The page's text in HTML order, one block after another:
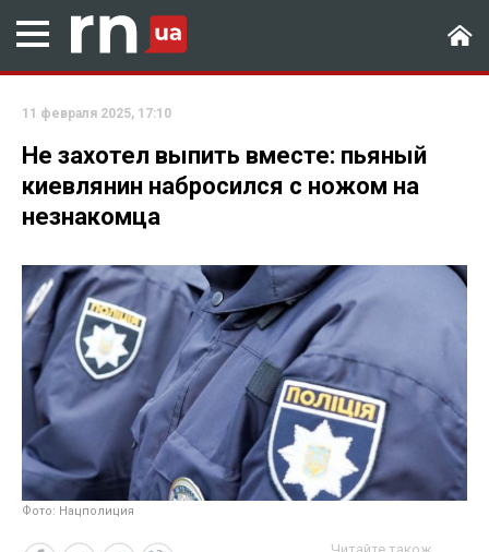
11 февраля 2025, 17:10
Не захотел выпить вместе: пьяный
киевлянин набросился с ножом на
незнакомца
Фото: Нацполиция